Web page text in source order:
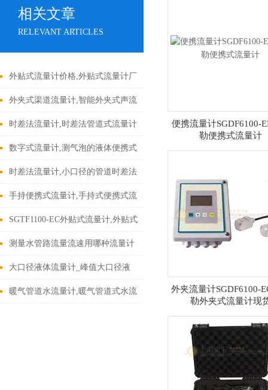
相关文章
RELEVANT ARTICLES
外贴式流量计价格,外贴式流量计厂
家价格
外夹式渠道流量计,智能外夹式声流
量计测渠道
时差法流量计,时差法管道式流量计
上海
数字式流量计,测气泡的液体便携式
数字流量计
时差法流量计,小口径的管道时差法
流量计
手持便携式流量计,手持式便携式流
量计价格
SGTF1100-EC外贴式流量计,外贴式
流量计价格
测量水管路流量流速用哪种流量计
（时差管插入式流量计）
大口径液体流量计_峰值大口径液
体流量计_大口径高精度液体流量
暖气管道水流量计,暖气管道式水流
便携流量计SGDF6100-
勒便携式流量计
外夹流量计SGDF6100-
勒外夹式流量计现